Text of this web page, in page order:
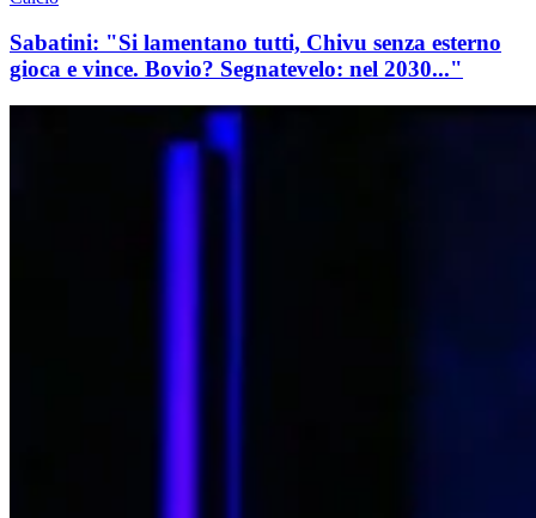
Sabatini: "Si lamentano tutti, Chivu senza esterno
gioca e vince. Bovio? Segnatevelo: nel 2030..."